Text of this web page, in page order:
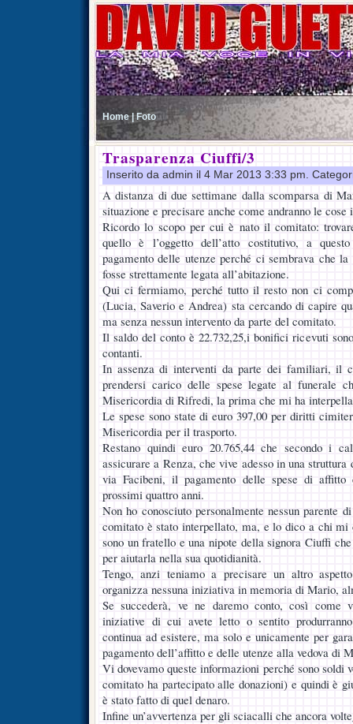
Home | Foto
Trasparenza Ciuffi/3
Inserito da admin il 4 Mar 2013 3:33 pm.
A distanza di due settimane dalla scomparsa di
situazione e precisare anche come andranno le cose
Ricordo lo scopo per cui è nato il comitato:
quello è l’oggetto dell’atto costitutivo, a
pagamento delle utenze perché ci sembrava che
fosse strettamente legata all’abitazione.
Qui ci fermiamo, perché tutto il resto non ci
(Lucia, Saverio e Andrea) sta cercando di capire
ma senza nessun intervento da parte del comitato.
Il saldo del conto è 22.732,25,i bonifici ricevuti
contanti.
In assenza di interventi da parte dei familiari, il
prendersi carico delle spese legate al funerale
Misericordia di Rifredi, la prima che mi ha
Le spese sono state di euro 397,00 per diritti
Misericordia per il trasporto.
Restano quindi euro 20.765,44 che secondo i
assicurare a Renza, che vive adesso in una
via Facibeni, il pagamento delle spese di
prossimi quattro anni.
Non ho conosciuto personalmente nessun parente
comitato è stato interpellato, ma, e lo dico a chi
sono un fratello e una nipote della signora Ciuffi
per aiutarla nella sua quotidianità.
Tengo, anzi teniamo a precisare un altro
organizza nessuna iniziativa in memoria di Mario,
Se succederà, ve ne daremo conto, così
iniziative di cui avete letto o sentito
continua ad esistere, ma solo e unicamente per
pagamento dell’affitto e delle utenze alla vedova di
Vi dovevamo queste informazioni perché sono soldi
comitato ha partecipato alle donazioni) e quindi è
è stato fatto di quel denaro.
Infine un’avvertenza per gli sciacalli che ancora